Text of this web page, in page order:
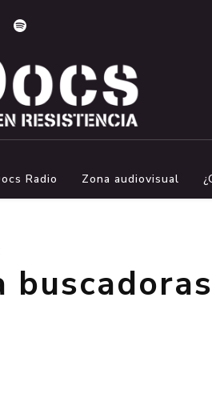
Radio Zona audiovisual